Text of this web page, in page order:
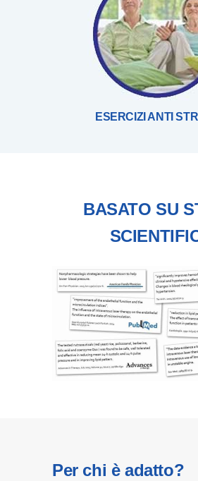
ESERCIZI ANTI
BASATO SU
Per chi è adatto?